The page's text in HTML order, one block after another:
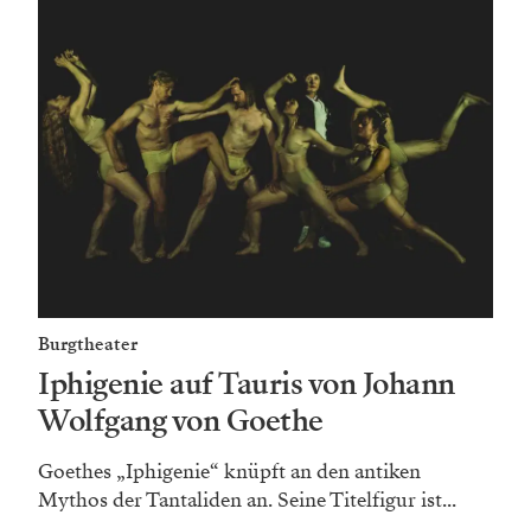
Burgtheater
Iphigenie auf Tauris von Johann
Wolfgang von Goethe
Goethes „Iphigenie“ knüpft an den antiken
Mythos der Tantaliden an. Seine Titelfigur ist...